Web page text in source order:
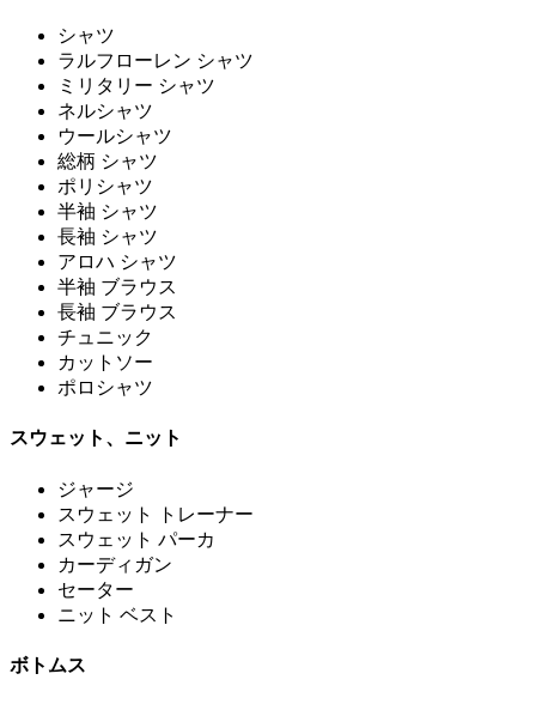
シャツ
ラルフローレン シャツ
ミリタリー シャツ
ネルシャツ
ウールシャツ
総柄 シャツ
ポリシャツ
半袖 シャツ
長袖 シャツ
アロハ シャツ
半袖 ブラウス
長袖 ブラウス
チュニック
カットソー
ポロシャツ
スウェット、ニット
ジャージ
スウェット トレーナー
スウェット パーカ
カーディガン
セーター
ニット ベスト
ボトムス